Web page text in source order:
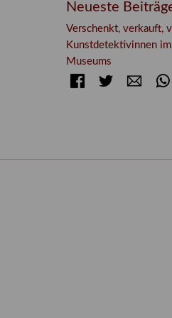
Neueste
Verschenkt, verkauft,
Kunstdetektivinnen
Museums
FacebookTwitter E-mail